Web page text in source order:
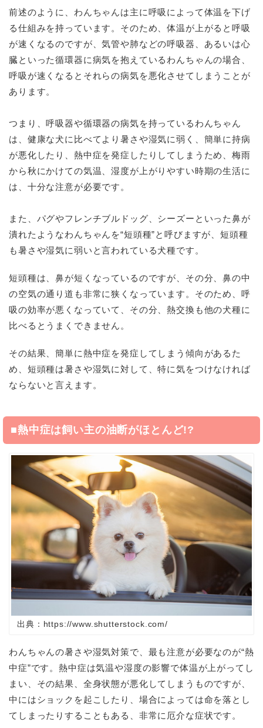
前述のように、わんちゃんは主に呼吸によって体温を下げ
る仕組みを持っています。そのため、体温が上がると呼吸
が速くなるのですが、気管や肺などの呼吸器、あるいは心
臓といった循環器に病気を抱えているわんちゃんの場合、
呼吸が速くなるとそれらの病気を悪化させてしまうことが
あります。
つまり、呼吸器や循環器の病気を持っているわんちゃん
は、健康な犬に比べてより暑さや湿気に弱く、簡単に持病
が悪化したり、熱中症を発症したりしてしまうため、梅雨
から秋にかけての気温、湿度が上がりやすい時期の生活に
は、十分な注意が必要です。
また、パグやフレンチブルドッグ、シーズーといった鼻が
潰れたようなわんちゃんを“短頭種”と呼びますが、短頭種
も暑さや湿気に弱いと言われている犬種です。
短頭種は、鼻が短くなっているのですが、その分、鼻の中
の空気の通り道も非常に狭くなっています。そのため、呼
吸の効率が悪くなっていて、その分、熱交換も他の犬種に
比べるとうまくできません。
その結果、簡単に熱中症を発症してしまう傾向があるた
め、短頭種は暑さや湿気に対して、特に気をつけなければ
ならないと言えます。
■熱中症は飼い主の油断がほとんど!?
出典：https://www.shutterstock.com/
わんちゃんの暑さや湿気対策で、最も注意が必要なのが“熱
中症”です。熱中症は気温や湿度の影響で体温が上がってし
まい、その結果、全身状態が悪化してしまうものですが、
中にはショックを起こしたり、場合によっては命を落とし
てしまったりすることもある、非常に厄介な症状です。